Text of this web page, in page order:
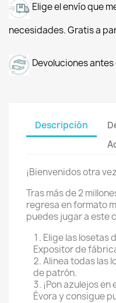
Elige el envío que
necesidades. Gratis a
Devoluciones
Descripción
¡Bienvenidos otra
Tras más de 2
regresa en formato
puedes jugar a este
Elige las losetas
Expositor de
Alinea todas las
de patrón.
¡Pon azulejos
Évora y consigue